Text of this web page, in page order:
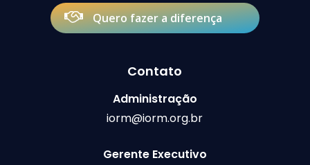
Quero fazer a diferença
Contato
Administração
iorm@iorm.org.br
Gerente Executivo